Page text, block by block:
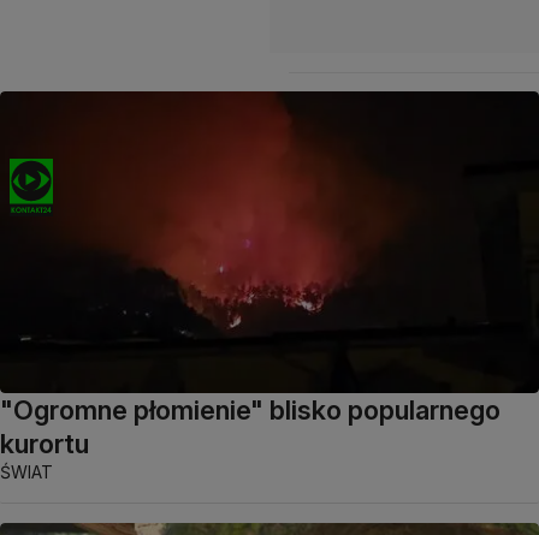
"Ogromne płomienie" blisko popularnego
kurortu
ŚWIAT